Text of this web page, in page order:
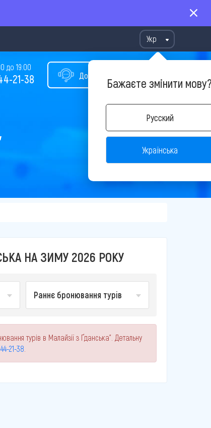
Укр
Бажаєте змінити
Русский
Українська
Допомога у виборі туру
до 19:00
21-38
НА ЗИМУ 2026 РОКУ
Раннє бронювання турів
турів в Малайзії з Ґданська". Детальну
21-38